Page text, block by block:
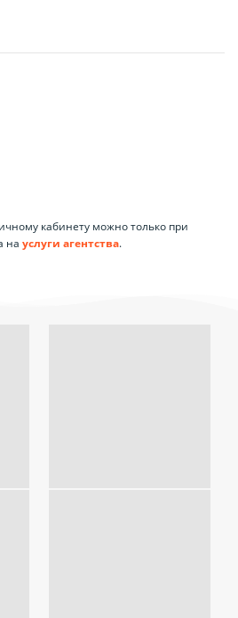
кабинету можно только при
на услуги агентства.